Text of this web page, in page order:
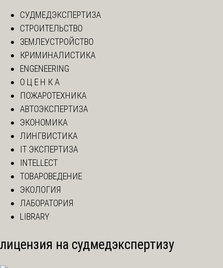
СУДМЕДЭКСПЕРТИЗА
СТРОИТЕЛЬСТВО
ЗЕМЛЕУСТРОЙСТВО
КРИМИНАЛИСТИКА
ENGENEERING
О Ц Е Н К А
ПОЖАРОТЕХНИКА
АВТОЭКСПЕРТИЗА
ЭКОНОМИКА
ЛИНГВИСТИКА
IT ЭКСПЕРТИЗА
INTELLECT
ТОВАРОВЕДЕНИЕ
ЭКОЛОГИЯ
ЛАБОРАТОРИЯ
LIBRARY
лицензия на судмедэкспертизу